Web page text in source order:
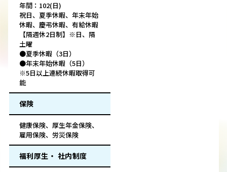
年間：102(日)
祝日、夏季休暇、年末年始
休暇、慶弔休暇、有給休暇
【隔週休2日制】※日、隔
土曜
●夏季休暇（3日）
●年末年始休暇（5日）
※5日以上連続休暇取得可
能
保険
健康保険、厚生年金保険、
雇用保険、労災保険
福利厚生・ 社内制度